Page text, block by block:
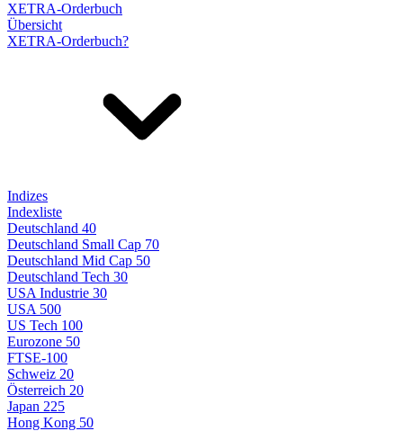
XETRA-Orderbuch
Übersicht
XETRA-Orderbuch?
Indizes
Indexliste
Deutschland 40
Deutschland Small Cap 70
Deutschland Mid Cap 50
Deutschland Tech 30
USA Industrie 30
USA 500
US Tech 100
Eurozone 50
FTSE-100
Schweiz 20
Österreich 20
Japan 225
Hong Kong 50